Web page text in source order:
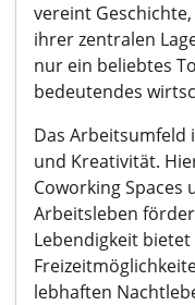
vereint
ihrer zentralen
nur ein beliebtes
bedeutendes
Das Arbeitsumfeld
und Kreativität.
Coworking Spaces
Arbeitsleben
Lebendigkeit
lebhaften